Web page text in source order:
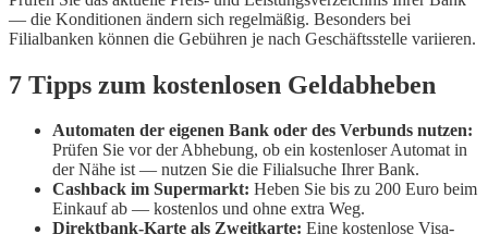
— die Konditionen ändern sich regelmäßig. Besonders bei
Filialbanken können die Gebühren je nach Geschäftsstelle variieren.
7 Tipps zum kostenlosen Geldabheben
Automaten der eigenen Bank oder des Verbunds nutzen:
Prüfen Sie vor der Abhebung, ob ein kostenloser Automat in
der Nähe ist — nutzen Sie die Filialsuche Ihrer Bank.
Cashback im Supermarkt: Heben Sie bis zu 200 Euro beim
Einkauf ab — kostenlos und ohne extra Weg.
Direktbank-Karte als Zweitkarte: Eine kostenlose Visa-